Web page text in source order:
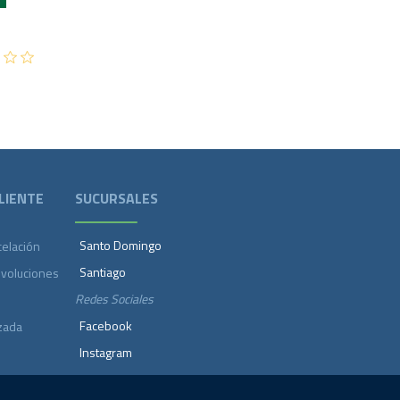
SUCURSALES
Santo Domingo
Santiago
Redes Sociales
Facebook
Instagram